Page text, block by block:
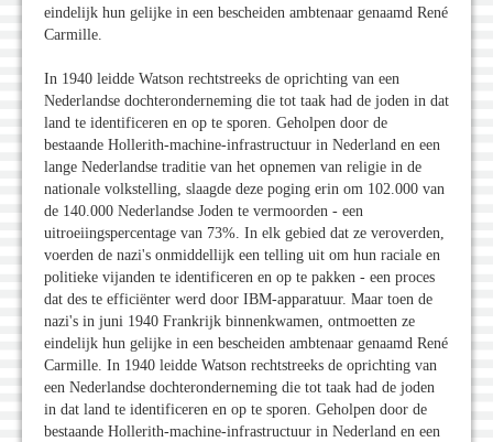
eindelijk hun gelijke in een bescheiden ambtenaar genaamd René
Carmille.
In 1940 leidde Watson rechtstreeks de oprichting van een
Nederlandse dochteronderneming die tot taak had de joden in dat
land te identificeren en op te sporen. Geholpen door de
bestaande Hollerith-machine-infrastructuur in Nederland en een
lange Nederlandse traditie van het opnemen van religie in de
nationale volkstelling, slaagde deze poging erin om 102.000 van
de 140.000 Nederlandse Joden te vermoorden - een
uitroeiingspercentage van 73%. In elk gebied dat ze veroverden,
voerden de nazi's onmiddellijk een telling uit om hun raciale en
politieke vijanden te identificeren en op te pakken - een proces
dat des te efficiënter werd door IBM-apparatuur. Maar toen de
nazi's in juni 1940 Frankrijk binnenkwamen, ontmoetten ze
eindelijk hun gelijke in een bescheiden ambtenaar genaamd René
Carmille. In 1940 leidde Watson rechtstreeks de oprichting van
een Nederlandse dochteronderneming die tot taak had de joden
in dat land te identificeren en op te sporen. Geholpen door de
bestaande Hollerith-machine-infrastructuur in Nederland en een